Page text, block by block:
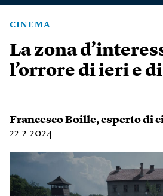
CINEMA
La zona
l’orrore di ieri e
Francesco Boille, esperto di
22.2.2024